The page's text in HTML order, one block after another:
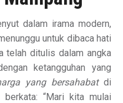
dalam irama modern,
untuk dibaca hati
telah ditulis dalam angka
ketangguhan yang
yang bersahabatdi
berkata: “Mari kita mulai